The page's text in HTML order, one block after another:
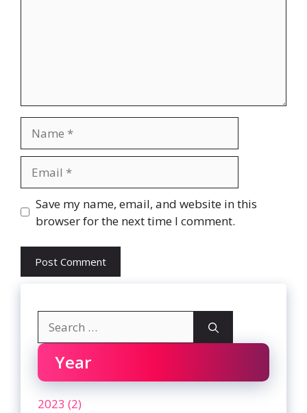
Website
Save my name, email, and website in this
browser for the next time I comment.
for:
Year
2023 (2)